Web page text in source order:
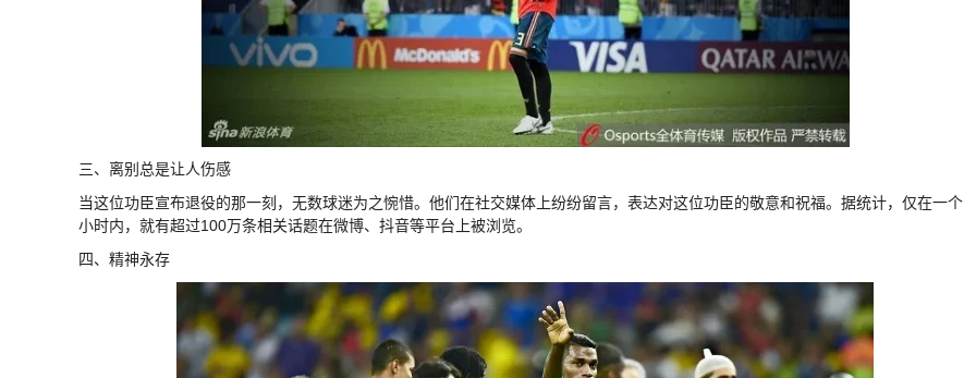
三、离别总是让人伤感
当这位功臣宣布退役的那一刻，无数球迷为之惋惜。他们在社交媒体上纷纷留言，表达对这位功臣的敬意和祝福。据统计，仅在一个
小时内，就有超过100万条相关话题在微博、抖音等平台上被浏览。
四、精神永存